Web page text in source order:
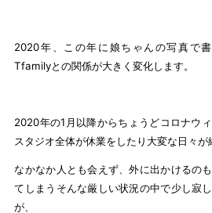
2020年、この年に娘ちゃんの写真で
Tfamilyとの関係が大きく変化します。
2020年の1月以降からちょうどコロナウ
スタジオ全体が休業をしたり大変な日々が
なかなか人とも会えず、外に出かけるの
てしまうそんな厳しい状況の中で少し寂
が、